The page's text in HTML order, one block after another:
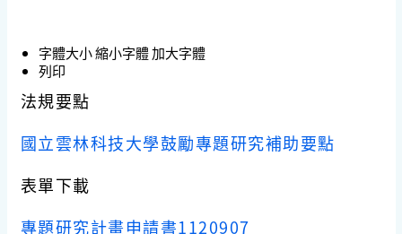
字體大小縮小字體加大字體
列印
法規要點
國立雲林科技大學鼓勵專題研究補助要點
表單下載
專題研究計畫申請書1120907